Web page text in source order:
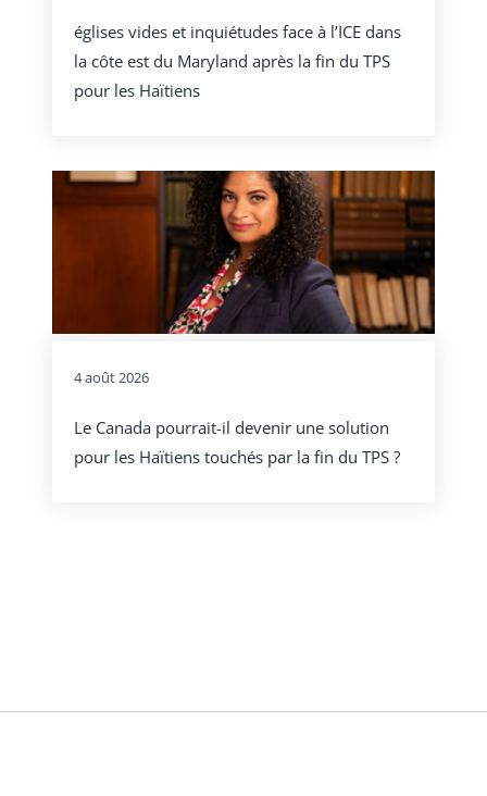
églises vides et inquiétudes face à l’ICE dans
la côte est du Maryland après la fin du TPS
pour les Haïtiens
4 août 2026
Le Canada pourrait-il devenir une solution
pour les Haïtiens touchés par la fin du TPS ?